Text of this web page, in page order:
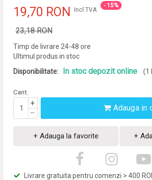
19,70 RON
23,18 RON
- 15%
Incl.TVA
Timp de livrare 24-48 ore
Ultimul produs in stoc
Disponibilitate:
In stoc depozit online (1
Cant.
+
–
Adauga in
+ Adauga la favorite +
Livrare gratuita pentru comenzi > 400